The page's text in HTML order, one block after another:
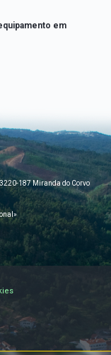
em
187 Miranda do Corvo